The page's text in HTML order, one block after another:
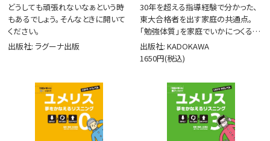
どうしても頑張れないなぁという時
もあるでしょう。そんなときに開いて
ください。
出版社: ラグーナ出版
30年を超える指導経験で分かった、
東大合格者を出す家庭の共通点。
「勉強体質」を家庭でいかにつくる
か。
出版社: KADOKAWA
1650円(税込)